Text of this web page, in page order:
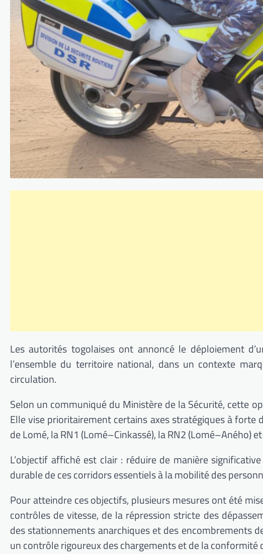
Les autorités togolaises ont annoncé le déploiement
l’ensemble du territoire national, dans un contexte
circulation.
Selon un communiqué du Ministère de la Sécurité, cette
Elle vise prioritairement certains axes stratégiques à
de Lomé, la RN1 (Lomé–Cinkassé), la RN2 (Lomé–Aného)
L’objectif affiché est clair : réduire de manière
durable de ces corridors essentiels à la mobilité des
Pour atteindre ces objectifs, plusieurs mesures ont été
contrôles de vitesse, de la répression stricte des
des stationnements anarchiques et des encombrements
un contrôle rigoureux des chargements et de la